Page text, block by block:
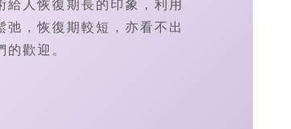
人恢復期長的印象，利用
弛，恢復期較短，亦看不出
們的歡迎。